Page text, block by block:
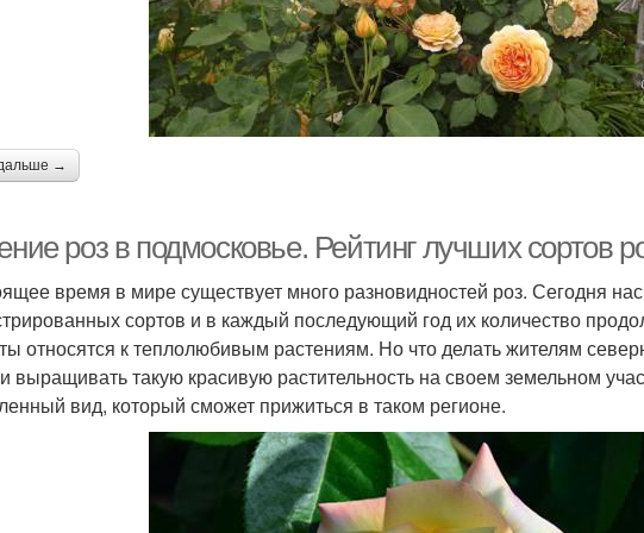
→
роз в подмосковье. Рейтинг лучших сортов
время в мире существует много разновидностей роз. Сегодня
сортов и в каждый последующий год их количество
относятся к теплолюбивым растениям. Но что делать жителям
выращивать такую красивую растительность на своем земельном
вид, который сможет прижиться в таком регионе.